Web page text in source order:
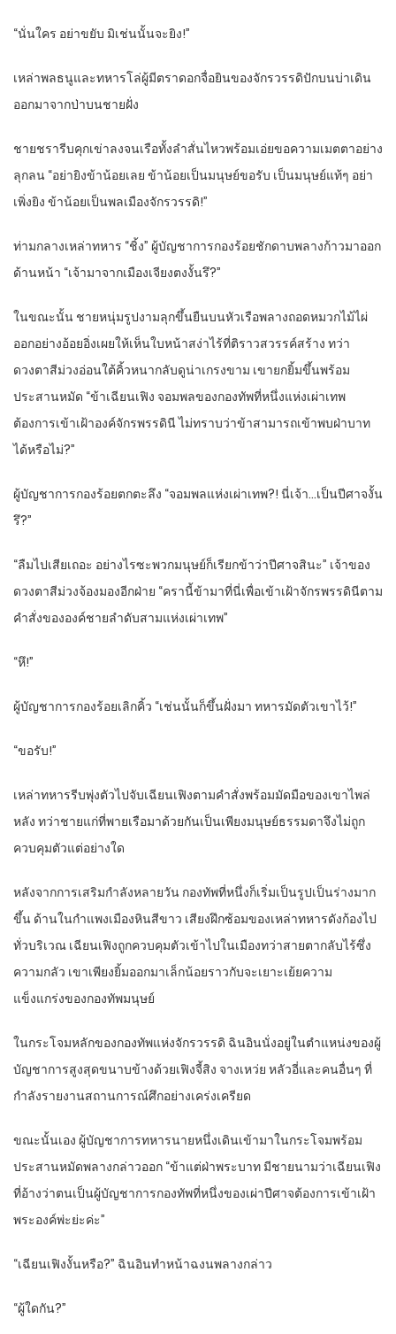
“นั่นใคร อย่าขยับ มิเช่นนั้นจะยิง!”
เหล่าพลธนูและทหารโล่ผู้มีตราดอกจื่อยินของจักรวรรดิปักบนบ่าเดิน
ออกมาจากป่าบนชายฝั่ง
ชายชรารีบคุกเข่าลงจนเรือทั้งลำสั่นไหวพร้อมเอ่ยขอความเมตตาอย่าง
ลุกลน “อย่ายิงข้าน้อยเลย ข้าน้อยเป็นมนุษย์ขอรับ เป็นมนุษย์แท้ๆ อย่า
เพิ่งยิง ข้าน้อยเป็นพลเมืองจักรวรรดิ!”
ท่ามกลางเหล่าทหาร “ชิ้ง” ผู้บัญชาการกองร้อยชักดาบพลางก้าวมาออก
ด้านหน้า “เจ้ามาจากเมืองเจียงตงงั้นรึ?”
ในขณะนั้น ชายหนุ่มรูปงามลุกขึ้นยืนบนหัวเรือพลางถอดหมวกไม้ไผ่
ออกอย่างอ้อยอิ่งเผยให้เห็นใบหน้าสง่าไร้ที่ติราวสวรรค์สร้าง ทว่า
ดวงตาสีม่วงอ่อนใต้คิ้วหนากลับดูน่าเกรงขาม เขายกยิ้มขึ้นพร้อม
ประสานหมัด “ข้าเฉียนเฟิง จอมพลของกองทัพที่หนึ่งแห่งเผ่าเทพ
ต้องการเข้าเฝ้าองค์จักรพรรดินี ไม่ทราบว่าข้าสามารถเข้าพบฝ่าบาท
ได้หรือไม่?”
ผู้บัญชาการกองร้อยตกตะลึง “จอมพลแห่งเผ่าเทพ?! นี่เจ้า…เป็นปีศาจงั้น
รึ?”
“ลืมไปเสียเถอะ อย่างไรซะพวกมนุษย์ก็เรียกข้าว่าปีศาจสินะ” เจ้าของ
ดวงตาสีม่วงจ้องมองอีกฝ่าย “ครานี้ข้ามาที่นี่เพื่อเข้าเฝ้าจักรพรรดินีตาม
คำสั่งขององค์ชายลำดับสามแห่งเผ่าเทพ”
“หึ!”
ผู้บัญชาการกองร้อยเลิกคิ้ว “เช่นนั้นก็ขึ้นฝั่งมา ทหารมัดตัวเขาไว้!”
“ขอรับ!”
เหล่าทหารรีบพุ่งตัวไปจับเฉียนเฟิงตามคำสั่งพร้อมมัดมือของเขาไพล่
หลัง ทว่าชายแก่ที่พายเรือมาด้วยกันเป็นเพียงมนุษย์ธรรมดาจึงไม่ถูก
ควบคุมตัวแต่อย่างใด
หลังจากการเสริมกำลังหลายวัน กองทัพที่หนึ่งก็เริ่มเป็นรูปเป็นร่างมาก
ขึ้น ด้านในกำแพงเมืองหินสีขาว เสียงฝึกซ้อมของเหล่าทหารดังก้องไป
ทั่วบริเวณ เฉียนเฟิงถูกควบคุมตัวเข้าไปในเมืองทว่าสายตากลับไร้ซึ่ง
ความกลัว เขาเพียงยิ้มออกมาเล็กน้อยราวกับจะเยาะเย้ยความ
แข็งแกร่งของกองทัพมนุษย์
ในกระโจมหลักของกองทัพแห่งจักรวรรดิ ฉินอินนั่งอยู่ในตำแหน่งของผู้
บัญชาการสูงสุดขนาบข้างด้วยเฟิงจี้สิง จางเหว่ย หลัวอี่และคนอื่นๆ ที่
กำลังรายงานสถานการณ์ศึกอย่างเคร่งเครียด
ขณะนั้นเอง ผู้บัญชาการทหารนายหนึ่งเดินเข้ามาในกระโจมพร้อม
ประสานหมัดพลางกล่าวออก “ข้าแต่ฝ่าพระบาท มีชายนามว่าเฉียนเฟิง
ที่อ้างว่าตนเป็นผู้บัญชาการกองทัพที่หนึ่งของเผ่าปีศาจต้องการเข้าเฝ้า
พระองค์พ่ะย่ะค่ะ”
“เฉียนเฟิงงั้นหรือ?” ฉินอินทำหน้าฉงนพลางกล่าว
“ผู้ใดกัน?”